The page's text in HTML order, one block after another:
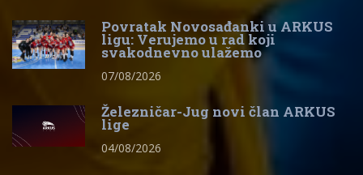
Povratak Novosađanki u ARKUS
ligu: Verujemo u rad koji
svakodnevno ulažemo
07/08/2026
Železničar-Jug novi član ARKUS
lige
04/08/2026